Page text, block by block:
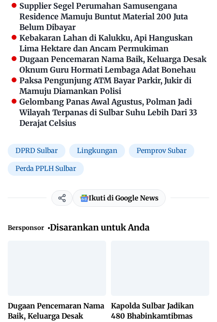
Supplier Segel Perumahan Samusengana
Residence Mamuju Buntut Material 200 Juta
Belum Dibayar
Kebakaran Lahan di Kalukku, Api Hanguskan
Lima Hektare dan Ancam Permukiman
Dugaan Pencemaran Nama Baik, Keluarga Desak
Oknum Guru Hormati Lembaga Adat Bonehau
Paksa Pengunjung ATM Bayar Parkir, Jukir di
Mamuju Diamankan Polisi
Gelombang Panas Awal Agustus, Polman Jadi
Wilayah Terpanas di Sulbar Suhu Lebih Dari 33
Derajat Celsius
DPRD Sulbar Lingkungan Pemprov Subar
Perda PPLH Sulbar
Ikuti di Google News
Bersponsor Disarankan untuk Anda
Dugaan Pencemaran Nama
Baik, Keluarga Desak
Kapolda Sulbar Jadikan
480 Bhabinkamtibmas